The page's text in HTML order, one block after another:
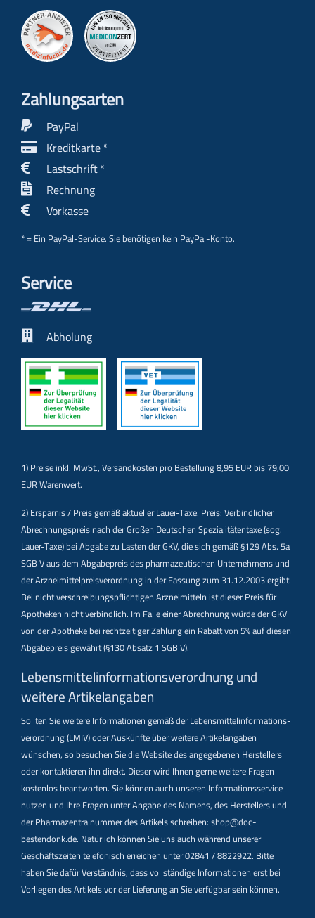
Zahlungs­arten
PayPal
Kreditkarte *
Lastschrift *
Rechnung
Vorkasse
* = Ein PayPal-Service. Sie benötigen kein PayPal-Konto.
Service
Abholung
1) Preise inkl. MwSt.,Versandkosten pro Bestellung 8,95 EUR bis 79,00
EUR Warenwert.
2) Ersparnis / Preis gemäß aktueller Lauer-Taxe. Preis: Verbindlicher
Abrechnungspreis nach der Großen Deutschen Spezialitätentaxe (sog.
Lauer-Taxe) bei Abgabe zu Lasten der GKV, die sich gemäß §129 Abs. 5a
SGB V aus dem Abgabepreis des pharmazeutischen Unternehmens und
der Arzneimittelpreisverordnung in der Fassung zum 31.12.2003 ergibt.
Bei nicht verschreibungspflichtigen Arzneimitteln ist dieser Preis für
Apotheken nicht verbindlich. Im Falle einer Abrechnung würde der GKV
von der Apotheke bei rechtzeitiger Zahlung ein Rabatt von 5% auf diesen
Abgabepreis gewährt (§130 Absatz 1 SGB V).
Lebensmittel­informations­verordnung und
weitere Artikelangaben
Sollten Sie weitere Informationen gemäß der Lebensmittel­informations­
verordnung (LMIV) oder Auskünfte über weitere Artikelangaben
wünschen, so besuchen Sie die Website des angegebenen Herstellers
oder kontaktieren ihn direkt. Dieser wird Ihnen gerne weitere Fragen
kostenlos beantworten. Sie können auch unseren Informationsservice
nutzen und Ihre Fragen unter Angabe des Namens, des Herstellers und
der Pharmazentralnummer des Artikels schreiben: shop@doc-
bestendonk.de. Natürlich können Sie uns auch während unserer
Geschäftszeiten telefonisch erreichen unter 02841 / 8822922. Bitte
haben Sie dafür Verständnis, dass vollständige Informationen erst bei
Vorliegen des Artikels vor der Lieferung an Sie verfügbar sein können.